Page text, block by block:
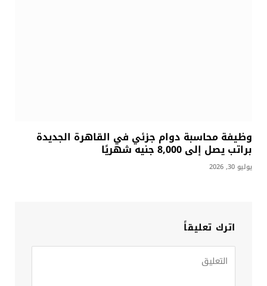
وظيفة محاسبة دوام جزئي في القاهرة الجديدة
براتب يصل إلى 8,000 جنيه شهريًا
يوليو 30, 2026
اترك تعليقاً